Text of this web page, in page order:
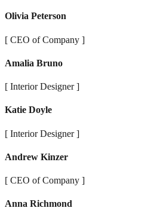
Olivia Peterson
[ CEO of Company ]
Amalia Bruno
[ Interior Designer ]
Katie Doyle
[ Interior Designer ]
Andrew Kinzer
[ CEO of Company ]
Anna Richmond